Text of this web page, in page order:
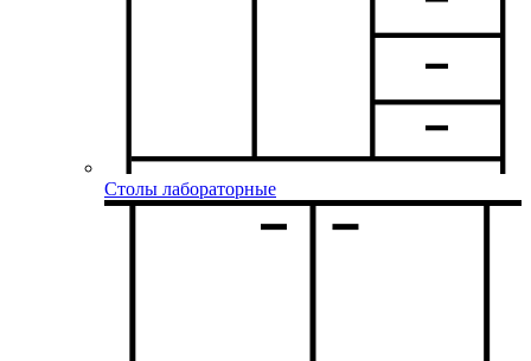
Столы лабораторные